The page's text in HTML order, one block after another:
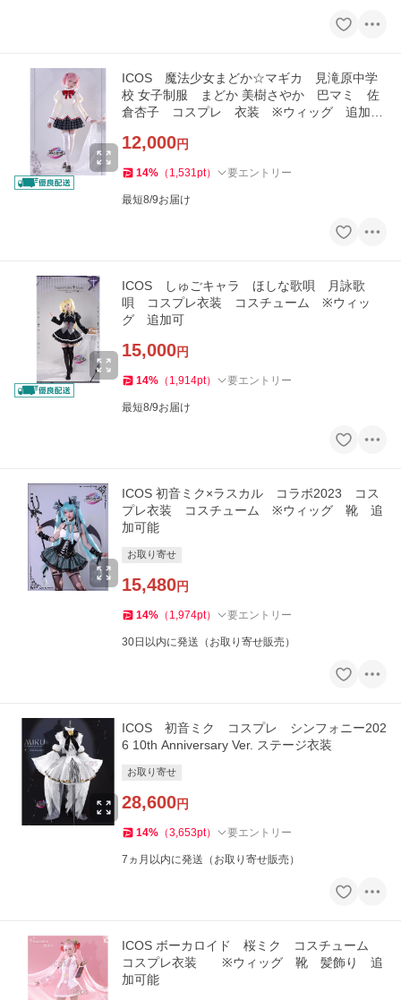
ICOS 魔法少女まどか☆マギカ 見滝原中学
校 女子制服 まどか 美樹さやか 巴マミ 佐
倉杏子 コスプレ 衣装 ※ウィッグ 追加可
12,000円
14% （ 1,531pt） 要エントリー
最短8/9お届け
ICOS しゅごキャラ ほしな歌唄 月詠歌
唄 コスプレ衣装 コスチューム ※ウィッ
グ 追加可
15,000円
14% （ 1,914pt） 要エントリー
最短8/9お届け
ICOS 初音ミク×ラスカル コラボ2023 コス
プレ衣装 コスチューム ※ウィッグ 靴 追
加可能
お取り寄せ
15,480円
14% （ 1,974pt） 要エントリー
30日以内に発送（お取り寄せ販売）
ICOS 初音ミク コスプレ シンフォニー202
6 10th Anniversary Ver. ステージ衣装
お取り寄せ
28,600円
14% （3,653pt） 要エントリー
7ヵ月以内に発送（お取り寄せ販売）
ICOS ボーカロイド 桜ミク コスチューム
コスプレ衣装 ※ウィッグ 靴 髪飾り 追
加可能